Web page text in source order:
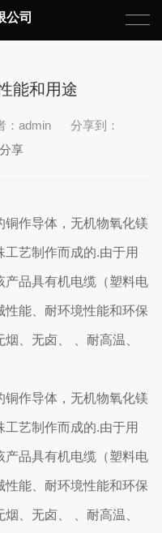
公司
能和用途
：admin
分享到：
享
作导体，无机物氧化镁
艺制作而成的.由于用
产品具有机电缆（塑料电
能、耐环境性能和环保
、无卤、 、耐高温、
作导体，无机物氧化镁
艺制作而成的.由于用
产品具有机电缆（塑料电
能、耐环境性能和环保
、无卤、 、耐高温、